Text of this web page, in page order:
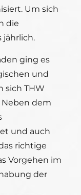
Um sich
die
jährlich.
ging es
und
sich THW
Neben dem
und auch
richtige
Vorgehen im
der